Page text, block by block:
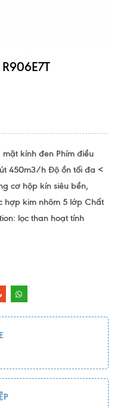
kính đen Phím điều
450m3/h Độ ồn tối đa <
cơ hộp kín siêu bền,
hợp kim nhôm 5 lớp Chất
lọc than hoạt tính